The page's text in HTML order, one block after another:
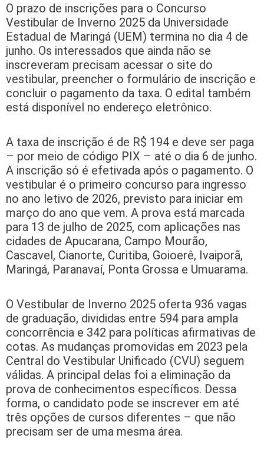
O prazo de inscrições para o Concurso
Vestibular de Inverno 2025 da Universidade
Estadual de Maringá (UEM) termina no dia 4 de
junho. Os interessados que ainda não se
inscreveram precisam acessar o site do
vestibular, preencher o formulário de inscrição e
concluir o pagamento da taxa. O edital também
está disponível no endereço eletrônico.
A taxa de inscrição é de R$ 194 e deve ser paga
– por meio de código PIX – até o dia 6 de junho.
A inscrição só é efetivada após o pagamento. O
vestibular é o primeiro concurso para ingresso
no ano letivo de 2026, previsto para iniciar em
março do ano que vem. A prova está marcada
para 13 de julho de 2025, com aplicações nas
cidades de Apucarana, Campo Mourão,
Cascavel, Cianorte, Curitiba, Goioerê, Ivaiporã,
Maringá, Paranavaí, Ponta Grossa e Umuarama.
O Vestibular de Inverno 2025 oferta 936 vagas
de graduação, divididas entre 594 para ampla
concorrência e 342 para políticas afirmativas de
cotas. As mudanças promovidas em 2023 pela
Central do Vestibular Unificado (CVU) seguem
válidas. A principal delas foi a eliminação da
prova de conhecimentos específicos. Dessa
forma, o candidato pode se inscrever em até
três opções de cursos diferentes – que não
precisam ser de uma mesma área.